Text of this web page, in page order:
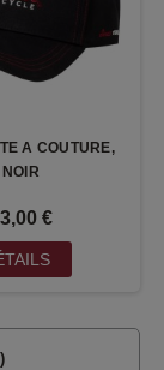
A COUTURE,
NOIR
€